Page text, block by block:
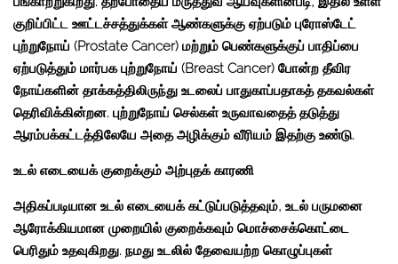
குறிப்பிட்ட ஊட்டச்சத்துக்கள் ஆண்களுக்கு ஏற்படும் புரோஸ்டேட்
புற்றுநோய் (Prostate Cancer) மற்றும் பெண்களுக்குப் பாதிப்பை
ஏற்படுத்தும் மார்பக புற்றுநோய் (Breast Cancer) போன்ற தீவிர
நோய்களின் தாக்கத்திலிருந்து உடலைப் பாதுகாப்பதாகத் தகவல்கள்
தெரிவிக்கின்றன. புற்றுநோய் செல்கள் உருவாவதைத் தடுத்து
ஆரம்பக்கட்டத்திலேயே அதை அழிக்கும் வீரியம் இதற்கு உண்டு.
உடல் எடையைக் குறைக்கும் அற்புதக் காரணி
அதிகப்படியான உடல் எடையைக் கட்டுப்படுத்தவும், உடல் பருமனை
ஆரோக்கியமான முறையில் குறைக்கவும் மொச்சைக்கொட்டை
பெரிதும் உதவுகிறது. நமது உடலில் தேவையற்ற கொழுப்புகள்